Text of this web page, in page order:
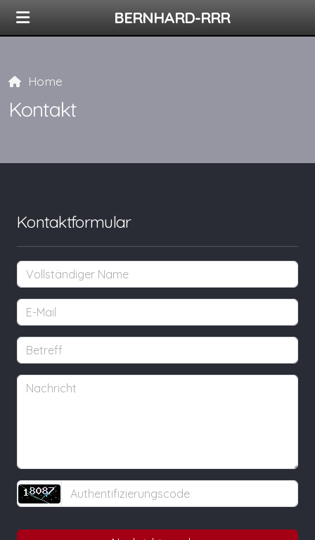
BERNHARD-RRR
Home
Kontakt
Kontaktformular